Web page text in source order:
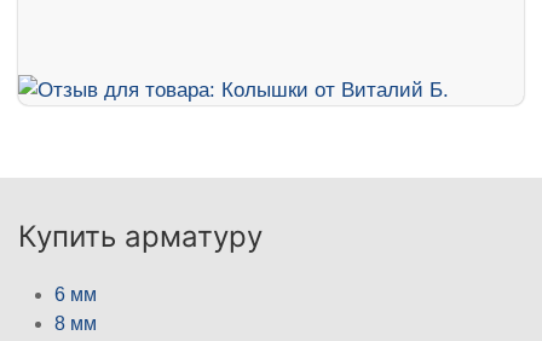
Купить арматуру
6 мм
8 мм